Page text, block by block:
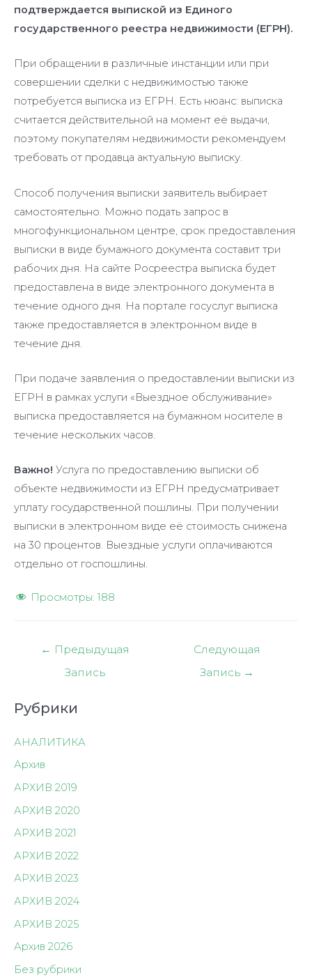
подтверждается выпиской из Единого
государственного реестра недвижимости (ЕГРН).
При обращении в различные инстанции или при
совершении сделки с недвижимостью также
потребуется выписка из ЕГРН. Есть нюанс: выписка
считается действительной на момент её выдачи,
поэтому покупателям недвижимости рекомендуем
требовать от продавца актуальную выписку.
Способ получения выписки заявитель выбирает
самостоятельно. Можно подать запрос в
многофункциональном центре, срок предоставления
выписки в виде бумажного документа составит три
рабочих дня. На сайте Росреестра выписка будет
предоставлена в виде электронного документа в
течение одного дня. На портале госуслуг выписка
также предоставляется в электронном виде в
течение дня.
При подаче заявления о предоставлении выписки из
ЕГРН в рамках услуги «Выездное обслуживание»
выписка предоставляется на бумажном носителе в
течение нескольких часов.
Важно! Услуга по предоставлению выписки об
объекте недвижимости из ЕГРН предусматривает
уплату государственной пошлины. При получении
выписки в электронном виде её стоимость снижена
на 30 процентов. Выездные услуги оплачиваются
отдельно от госпошлины.
Просмотры: 188
Навигация
← Предыдущая
Запись
Следующая
Запись →
Рубрики
АНАЛИТИКА
Архив
АРХИВ 2019
АРХИВ 2020
АРХИВ 2021
АРХИВ 2022
АРХИВ 2023
АРХИВ 2024
АРХИВ 2025
Архив 2026
Без рубрики